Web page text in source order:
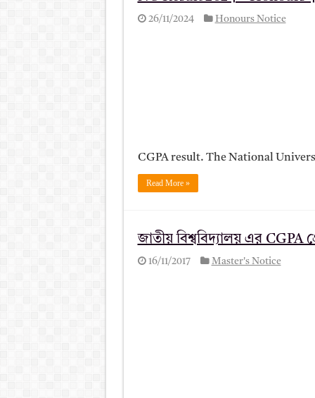
আলিম পরীক্ষার রেজাল্ট ২০২৫ –
ময়মনসিংহ বোর্ড এইচএসসি
দিনাজপুর বোর্ড এইচএসসি
সিলেট বোর্ড এইচএসসি
26/11/2024 Honours Notice
CGPA result. The National
Read More »
জাতীয় বিশ্ববিদ্যালয় এর CGPA
16/11/2017 Master's Notice